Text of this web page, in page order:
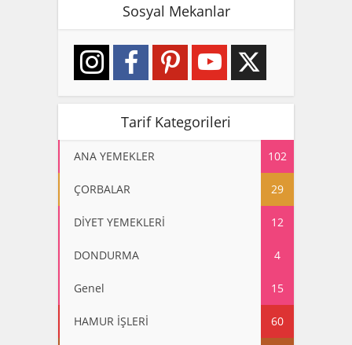
Sosyal Mekanlar
Tarif Kategorileri
ANA YEMEKLER 102
ÇORBALAR 29
DİYET YEMEKLERİ 12
DONDURMA 4
Genel 15
HAMUR İŞLERİ 60